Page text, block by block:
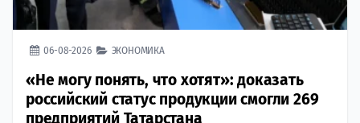
06-08-2026 ЭКОНОМИКА
«Не могу понять, что хотят»: доказать
российский статус продукции смогли 269
предприятий Татарстана